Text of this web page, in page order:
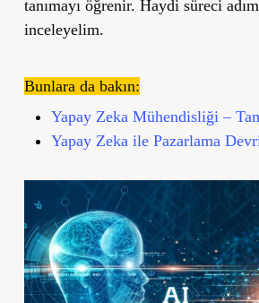
tanımayı öğrenir. Haydi süreci
inceleyelim.
Bunlara da bakın:
Yapay Zeka Mühendisliği –
Yapay Zeka ile Pazarlama